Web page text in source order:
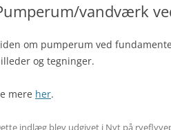
FIND VEJ
KÆRT BARN…
GUNNAR LARSEN
vandværk
om pumperum ved
og tegninger.
mere her.
indlæg blev udgivet i Nyt på